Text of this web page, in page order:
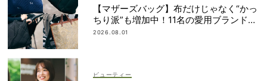
【マザーズバッグ】布だけじゃなく“かっ
ちり派”も増加中！11名の愛用ブランド
は？
2026.08.01
ビューティー